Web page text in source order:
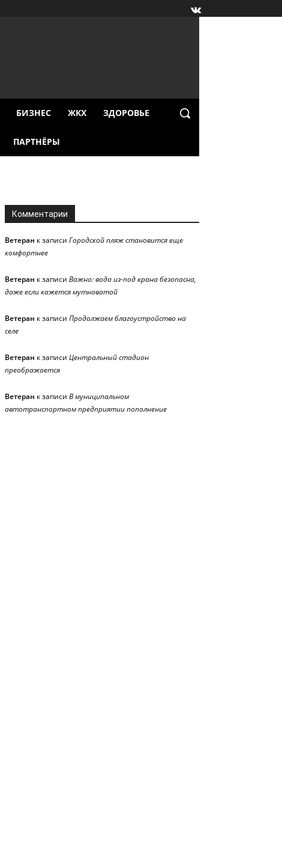
БИЗНЕС ЖКХ ЗДОРОВЬЕ
ПАРТНЁРЫ
Комментарии
Ветеран к записи Городской пляж становится еще
комфортнее
Ветеран к записи Важно: вода из-под крана безопасна,
даже если кажется мутноватой
Ветеран к записи Продолжаем благоустройство на
селе
Ветеран к записи Центральный стадион
преображается
Ветеран к записи В муниципальном
автотранспортном предприятии пополнение